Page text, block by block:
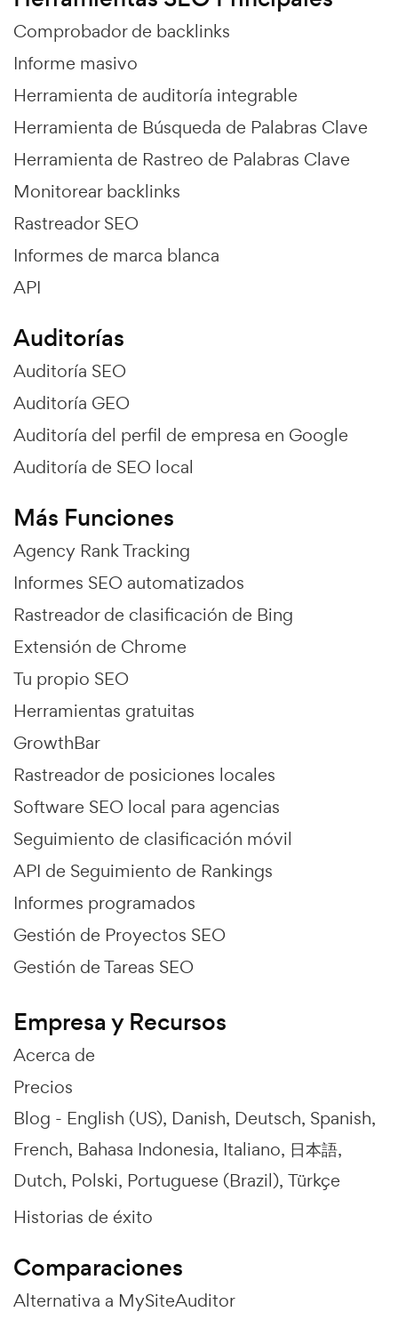
Comprobador de backlinks
Informe masivo
Herramienta de auditoría integrable
Herramienta de Búsqueda de Palabras Clave
Herramienta de Rastreo de Palabras Clave
Monitorear backlinks
Rastreador SEO
Informes de marca blanca
API
Auditorías
Auditoría SEO
Auditoría GEO
Auditoría del perfil de empresa en Google
Auditoría de SEO local
Más Funciones
Agency Rank Tracking
Informes SEO automatizados
Rastreador de clasificación de Bing
Extensión de Chrome
Tu propio SEO
Herramientas gratuitas
GrowthBar
Rastreador de posiciones locales
Software SEO local para agencias
Seguimiento de clasificación móvil
API de Seguimiento de Rankings
Informes programados
Gestión de Proyectos SEO
Gestión de Tareas SEO
Empresa y Recursos
Acerca de
Precios
Blog - English (US) Danish Deutsch Spanish
French Bahasa Indonesia Italiano 日本語
Dutch Polski Portuguese (Brazil) Türkçe
Historias de éxito
Comparaciones
Alternativa a MySiteAuditor